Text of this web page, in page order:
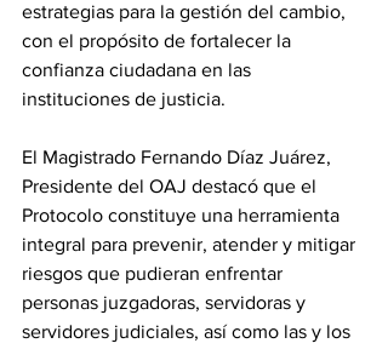
estrategias para la gestión del cambio,
con el propósito de fortalecer la
confianza ciudadana en las
instituciones de justicia.
El Magistrado Fernando Díaz Juárez,
Presidente del OAJ destacó que el
Protocolo constituye una herramienta
integral para prevenir, atender y mitigar
riesgos que pudieran enfrentar
personas juzgadoras, servidoras y
servidores judiciales, así como las y los